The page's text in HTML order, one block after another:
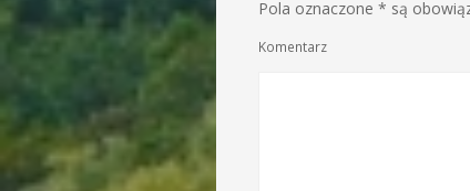
Pola oznaczone * są
Komentarz